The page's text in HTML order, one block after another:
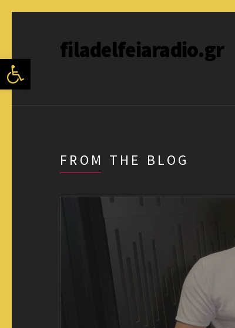
Ανοίξτε τη γραμμή εργαλείων
filadelfeiaradio.gr
FROM THE BLOG